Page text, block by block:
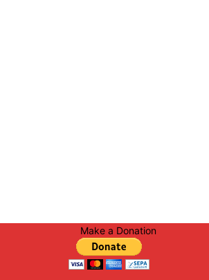
Make a Donation